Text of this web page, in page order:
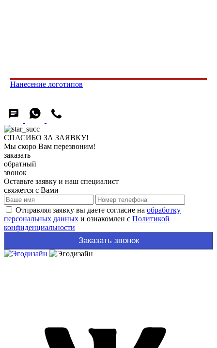
Нанесение логотипов
СПАСИБО ЗА ЗАЯВКУ!
Мы скоро Вам перезвоним!
заказать
обратный
звонок
Оставьте заявку и наш специалист
свяжется с Вами
Отправляя заявку вы даете согласие на обработку
персональных данных и ознакомлен с Политикой
конфиденциальности